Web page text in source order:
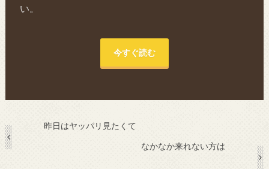
い。
今すぐ読む
昨日はヤッパリ見たくて
なかなか来れない方は